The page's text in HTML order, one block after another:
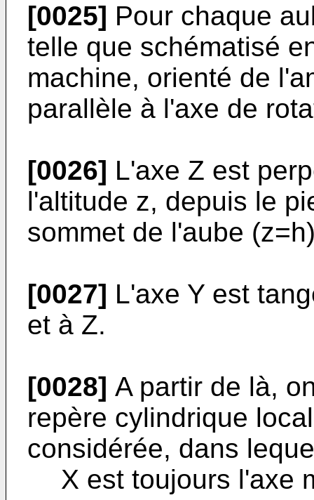
[0025] Pour chaque
telle que schématisé
machine, orienté de
parallèle à l'axe de
[0026] L'axe Z est
l'altitude z, depuis le
sommet de l'aube
[0027] L'axe Y est
et à Z.
[0028] A partir de là,
repère cylindrique
considérée, dans
X est toujours l'axe